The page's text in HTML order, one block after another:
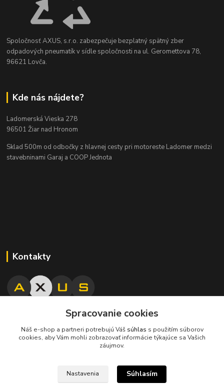
Spoločnosť AXUS, s.r.o. zabezpečuje bezplatný spätný zber
odpadových pneumatík v sídle spoločnosti na ul. Geromettova 78,
96621 Lovča.
Kde nás nájdete?
Ladomerská Vieska 278
96501 Žiar nad Hronom
Sklad 500m od odbočky z hlavnej cesty pri motoreste Ladomer medzi
stavebninami Garaj a COOP Jednota
Kontakty
axuspneu@gmail.com
Spracovanie cookies
Náš e-shop a partneri potrebujú Váš súhlas s použitím súborov
cookies, aby Vám mohli zobrazovať informácie týkajúce sa Vašich
záujmov.
Nastavenia Súhlasím